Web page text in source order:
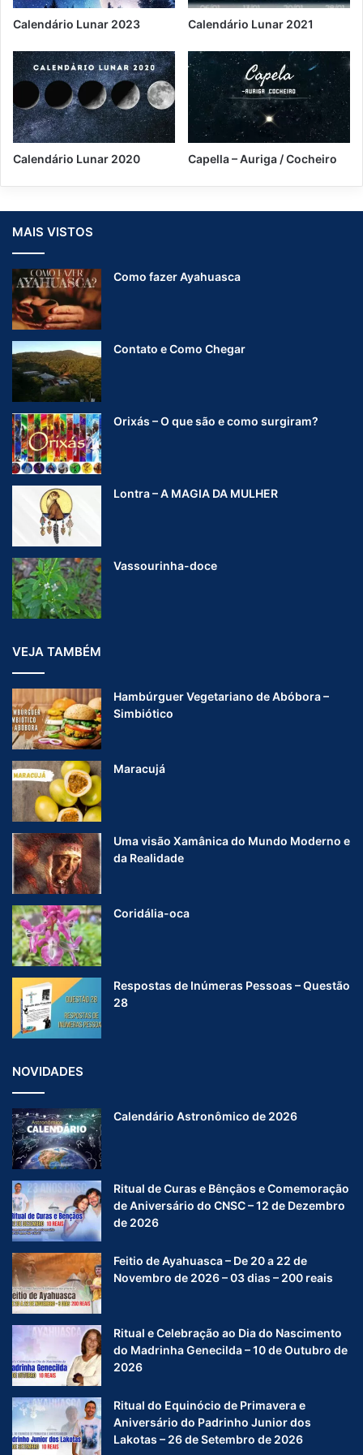
Calendário Lunar 2023 Calendário Lunar 2021
Calendário Lunar 2020 Capella – Auriga / Cocheiro
MAIS VISTOS
Como fazer Ayahuasca
Contato e Como Chegar
Orixás – O que são e como surgiram?
Lontra – A MAGIA DA MULHER
Vassourinha-doce
VEJA TAMBÉM
Hambúrguer Vegetariano de Abóbora –
Simbiótico
Maracujá
Uma visão Xamânica do Mundo Moderno e
da Realidade
Coridália-oca
Respostas de Inúmeras Pessoas – Questão
28
NOVIDADES
Calendário Astronômico de 2026
Ritual de Curas e Bênçãos e Comemoração
de Aniversário do CNSC – 12 de Dezembro
de 2026
Feitio de Ayahuasca – De 20 a 22 de
Novembro de 2026 – 03 dias – 200 reais
Ritual e Celebração ao Dia do Nascimento
do Madrinha Genecilda – 10 de Outubro de
2026
Ritual do Equinócio de Primavera e
Aniversário do Padrinho Junior dos
Lakotas – 26 de Setembro de 2026